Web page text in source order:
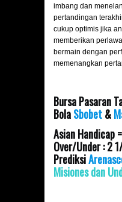
imbang dan
pertandingan
cukup optimis jika
memberikan
bermain dengan
memenangkan
Bursa Pasaran
BolaSbobet&
Asian Handicap
Over/Under : 2
Prediksi
Misiones dan